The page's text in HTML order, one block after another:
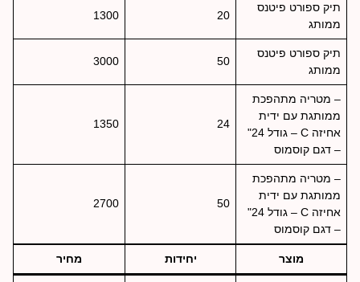
תיק ספורט פיטנס
ממותג
20
1300
תיק ספורט פיטנס
ממותג
50
3000
– מטריה מתהפכת
ממותגת עם ידית
אחיזה C – גודל 24"
– דגם קוסמוס
24
1350
– מטריה מתהפכת
ממותגת עם ידית
אחיזה C – גודל 24"
– דגם קוסמוס
50
2700
מוצר יחידות מחיר